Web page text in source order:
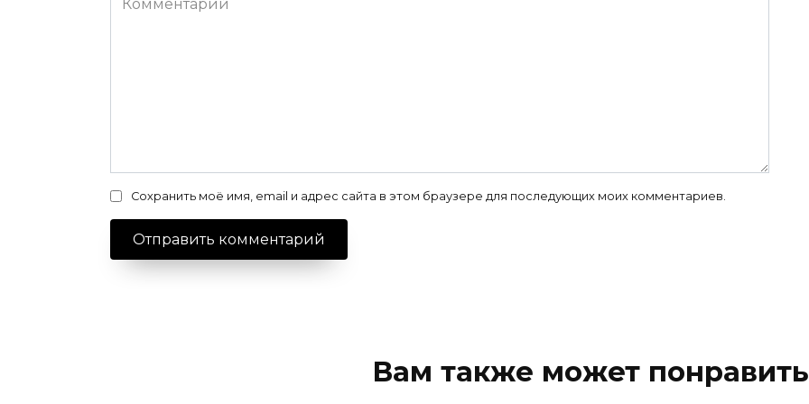
Сохранить моё имя, email и адрес сайта в этом браузере для последующих моих комментариев.
Вам также может